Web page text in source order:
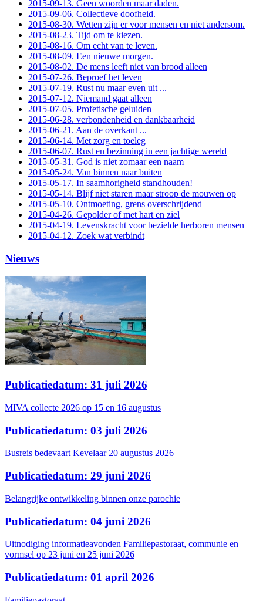
2015-09-13. Geen woorden maar daden.
2015-09-06. Collectieve doofheid.
2015-08-30. Wetten zijn er voor mensen en niet andersom.
2015-08-23. Tijd om te kiezen.
2015-08-16. Om echt van te leven.
2015-08-09. Een nieuwe morgen.
2015-08-02. De mens leeft niet van brood alleen
2015-07-26. Beproef het leven
2015-07-19. Rust nu maar even uit ...
2015-07-12. Niemand gaat alleen
2015-07-05. Profetische geluiden
2015-06-28. verbondenheid en dankbaarheid
2015-06-21. Aan de overkant ...
2015-06-14. Met zorg en toeleg
2015-06-07. Rust en bezinning in een jachtige wereld
2015-05-31. God is niet zomaar een naam
2015-05-24. Van binnen naar buiten
2015-05-17. In saamhorigheid standhouden!
2015-05-14. Blijf niet staren maar stroop de mouwen op
2015-05-10. Ontmoeting, grens overschrijdend
2015-04-26. Gepolder of met hart en ziel
2015-04-19. Levenskracht voor bezielde herboren mensen
2015-04-12. Zoek wat verbindt
Nieuws
Publicatiedatum: 31 juli 2026
MIVA collecte 2026 op 15 en 16 augustus
Publicatiedatum: 03 juli 2026
Busreis bedevaart Kevelaar 20 augustus 2026
Publicatiedatum: 29 juni 2026
Belangrijke ontwikkeling binnen onze parochie
Publicatiedatum: 04 juni 2026
Uitnodiging informatieavonden Familiepastoraat, communie en
vormsel op 23 juni en 25 juni 2026
Publicatiedatum: 01 april 2026